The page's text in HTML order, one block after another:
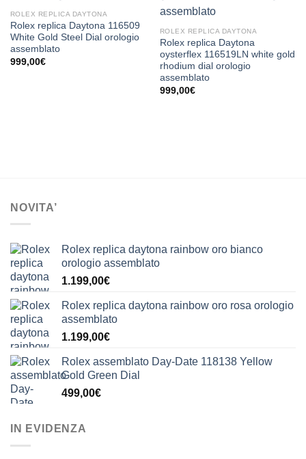
ROLEX REPLICA DAYTONA
Rolex replica Daytona 116509
White Gold Steel Dial orologio
assemblato
999,00€
ROLEX REPLICA DAYTONA
Rolex replica Daytona
oysterflex 116519LN white gold
rhodium dial orologio
assemblato
999,00€
NOVITA’
Rolex replica daytona rainbow oro bianco
orologio assemblato
1.199,00€
Rolex replica daytona rainbow oro rosa orologio
assemblato
1.199,00€
Rolex assemblato Day-Date 118138 Yellow
Gold Green Dial
499,00€
IN EVIDENZA